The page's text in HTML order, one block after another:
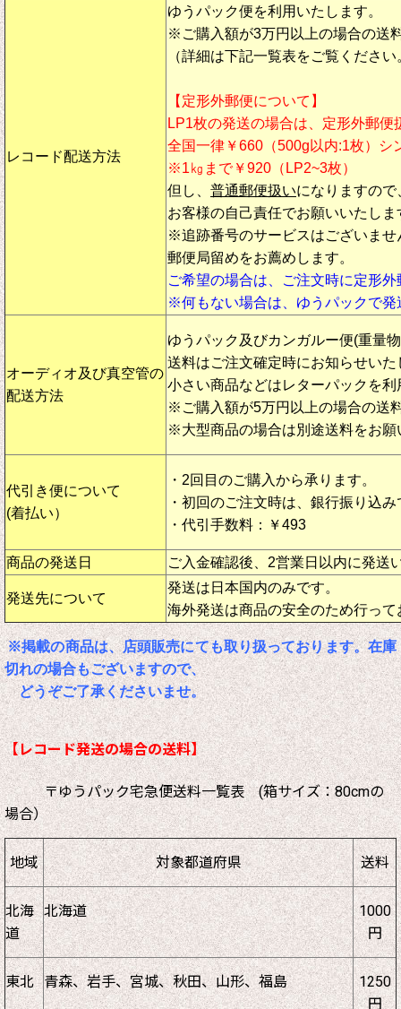
レコード配送方法
ゆうパック便を利用いたします。
※ご購入額が3万円以上の場合の送
（詳細は下記一覧表をご覧ください
【定形外郵便について】
LP1枚の発送の場合は、定形外郵便
全国一律￥660（500g以内:1枚）シ
※1㎏まで￥920（LP2~3枚）
但し、 普通郵便扱いになりますの
お客様の自己責任でお願いいたしま
※追跡番号のサービスはございませ
郵便局留めをお薦めします。
ご希望の場合は、ご注文時に定形
※何もない場合は、ゆうパックで発
オーディオ及び真空管の
配送方法
ゆうパック及びカンガルー便(重量
送料はご注文確定時にお知らせいた
小さい商品などはレターパックを利
※ご購入額が5万円以上の場合の送
※大型商品の場合は別途送料をお願
代引き便について
(着払い）
・2回目のご購入から承ります。
・初回のご注文時は、銀行振り込
・代引手数料：￥493
商品の発送日 ご入金確認後、2営業日以内に発送
発送先について
発送は日本国内のみです。
海外発送は商品の安全のため行って
※掲載の商品は、店頭販売にても取り扱っております。在庫
切れの場合もございますので、
どうぞご了承くださいませ。
【レコード発送の場合の送料】
〒ゆうパック宅急便送料一覧表 (箱サイズ：80cmの
場合）
地域 対象都道府県 送料
北海
道
北海道
1000
円
東北 青森、岩手、宮城、秋田、山形、福島
1250
円